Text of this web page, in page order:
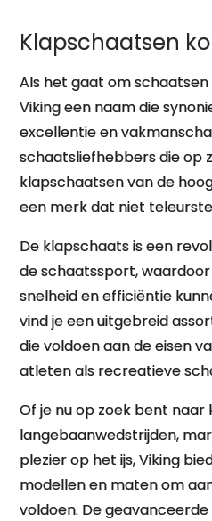
Klapschaatsen
Als het gaat om
Viking een naam die
excellentie en
schaatsliefhebbers die op
klapschaatsen van de
een merk dat niet
De klapschaats is een
de schaatssport,
snelheid en efficiëntie
vind je een uitgebreid
die voldoen aan de eisen
atleten als recreatieve
Of je nu op zoek bent
langebaanwedstrijden,
plezier op het ijs, Viking
modellen en maten om
voldoen. De